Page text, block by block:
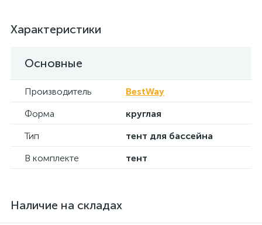
Характеристики
Основные
Производитель
BestWay
Форма
круглая
Тип
тент для бассейна
В комплекте
тент
Наличие на складах